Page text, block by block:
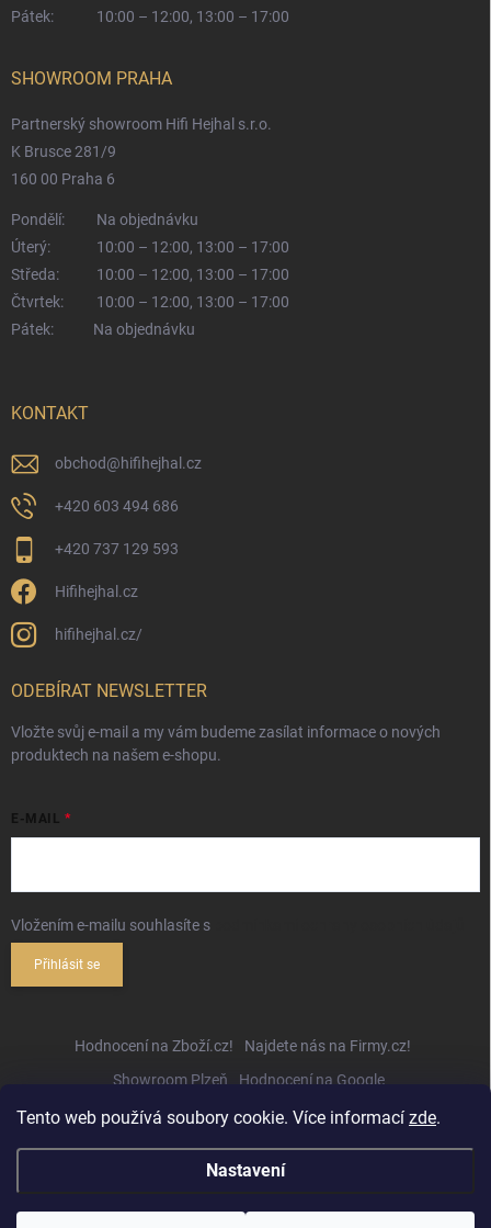
Tento web používá soubory cookie. Více informací zde.
Nastavení
Pátek:
10:00 – 12:00, 13:00 – 17:00
SHOWROOM PRAHA
Partnerský showroom Hifi Hejhal s.r.o.
K Brusce 281/9
160 00 Praha 6
Pondělí:
Na objednávku
Úterý:
10:00 – 12:00, 13:00 – 17:00
Středa:
10:00 – 12:00, 13:00 – 17:00
Čtvrtek:
10:00 – 12:00, 13:00 – 17:00
Pátek:
Na objednávku
KONTAKT
obchod@hifihejhal.cz
+420 603 494 686
+420 737 129 593
Hifihejhal.cz
hifihejhal.cz/
ODEBÍRAT NEWSLETTER
Vložte svůj e-mail a my vám budeme zasílat informace o nových
produktech na našem e-shopu.
E-MAIL
Vložením e-mailu souhlasíte s
Přihlásit se
Hodnocení na Zboží.cz!
Najdete nás na Firmy.cz!
Showroom Plzeň
Hodnocení na Google
Copyright 2026Hifihejhal.cz. Všechna práva vyhrazena.Upravit nastavení